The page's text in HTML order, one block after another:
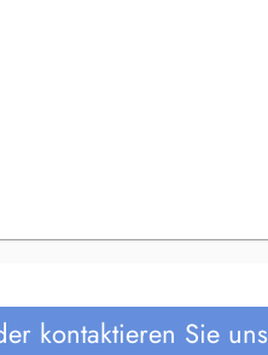
kontaktieren Sie uns